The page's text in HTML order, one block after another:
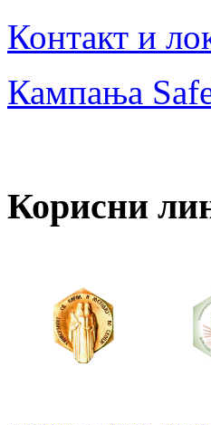
Контакт и
Кампања
Корисни